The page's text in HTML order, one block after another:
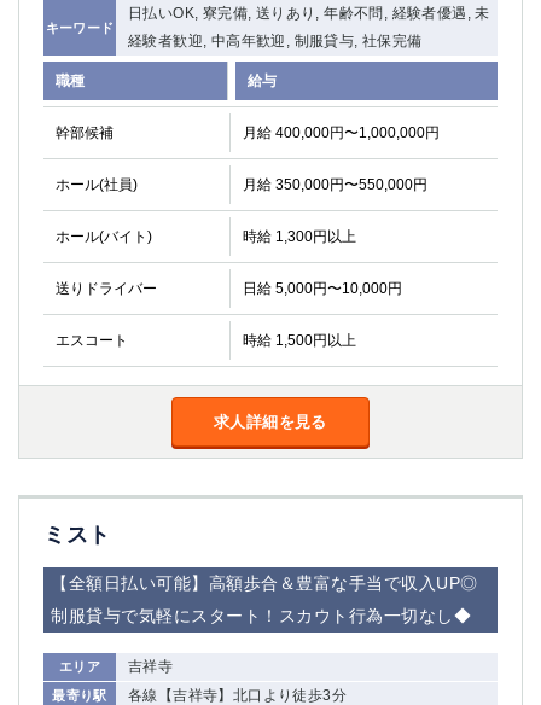
キーワード
日払いOK, 寮完備, 送りあり, 年齢不問, 経験者優遇, 未
経験者歓迎, 中高年歓迎, 制服貸与, 社保完備
職種 給与
幹部候補 月給 400,000円〜1,000,000円
ホール(社員) 月給 350,000円〜550,000円
ホール(バイト) 時給 1,300円以上
送りドライバー 日給 5,000円〜10,000円
エスコート 時給 1,500円以上
求人詳細を見る
ミスト
【全額日払い可能】高額歩合＆豊富な手当で収入UP◎
制服貸与で気軽にスタート！スカウト行為一切なし◆
エリア 吉祥寺
最寄り駅 各線【吉祥寺】北口より徒歩3分
錦糸町南口
下北沢・経堂
金町（北口）
成増駅徒歩3分の好立地！①JR埼京線「赤羽駅」から徒歩2分 ②東
三軒茶屋（南口）
①歌舞伎町 ②新宿 ③新宿三丁目 ④西
①歌舞伎町 ②新宿 ③西部新宿 ③東新宿
①歌舞伎町 ②新宿
①銀座 ②新橋
錦糸町(南口)
蒲田(西口)
清瀬（南口）
①東武練馬 ②成増・板橋 ③大山 ②池袋
大泉学園
下赤塚
竹ノ塚
三鷹
亀戸
水道橋
幡ヶ谷
小岩
湯島
久米川
市川
西麻布
五井
神奈川県
関内
横浜
川崎
本厚木
新横浜